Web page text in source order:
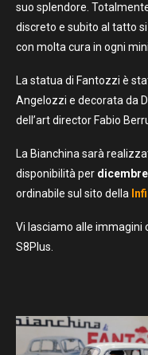
suo splendore.
discreto e subito al tatto
con molta cura in ogni
La statua di Fantozzi è
Angelozzi e decorata da
dell’art director Fabio
La Bianchina sarà
disponibilità per
ordinabile sul sito della
Vi lasciamo alle immagini
S8Plus.